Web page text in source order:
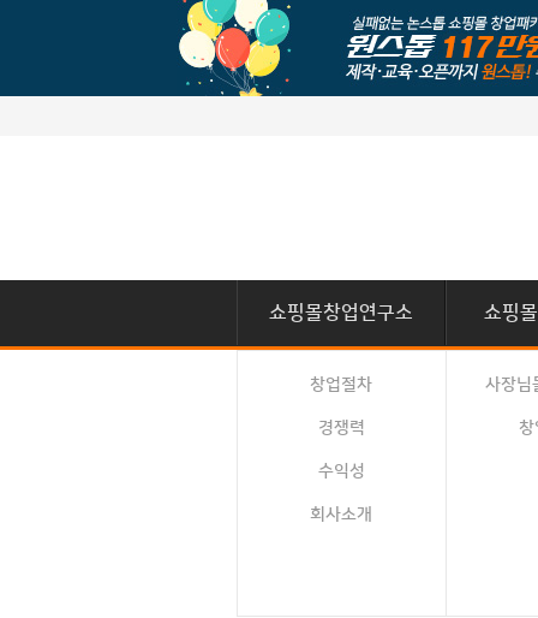
쇼핑몰창업연구소 쇼핑
창업절차
경쟁력
수익성
회사소개
사장님